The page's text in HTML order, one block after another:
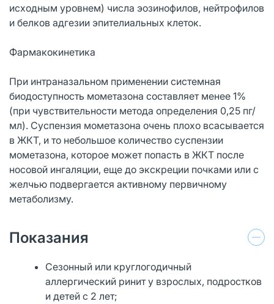
исходным уровнем) числа эозинофилов, нейтрофилов
и белков адгезии эпителиальных клеток.
Фармакокинетика
При интраназальном применении системная
биодоступность мометазона составляет менее 1%
(при чувствительности метода определения 0,25 пг/
мл). Суспензия мометазона очень плохо всасывается
в ЖКТ, и то небольшое количество суспензии
мометазона, которое может попасть в ЖКТ после
носовой ингаляции, еще до экскреции почками или с
желчью подвергается активному первичному
метаболизму.
Показания
Сезонный или круглогодичный
аллергический ринит у взрослых, подростков
и детей с 2 лет;